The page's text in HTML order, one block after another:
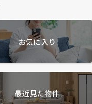
お気に入り
最近見た物件